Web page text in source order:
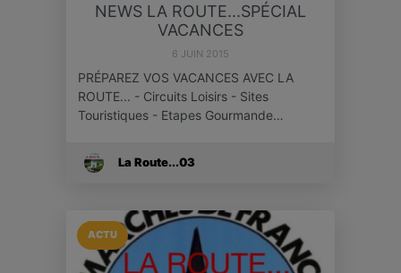
NEWS LA ROUTE...SPÉCIAL
VACANCES
6 JUIN 2015
PRÉPAREZ VOS VACANCES AVEC LA
ROUTE... - Circuits Loisirs - Sites
Touristiques - Etapes Gourmande…
La Route...03
ACTU